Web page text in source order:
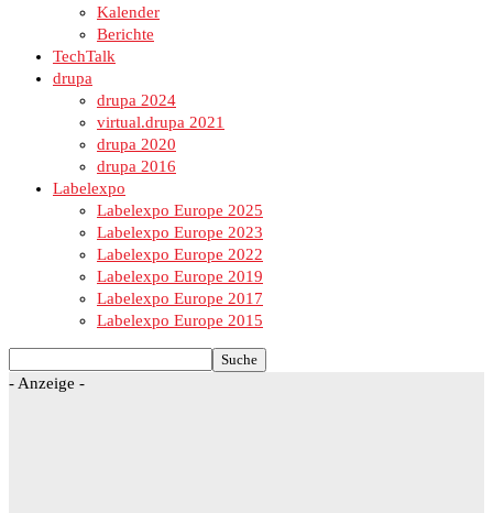
Kalender
Berichte
TechTalk
drupa
drupa 2024
virtual.drupa 2021
drupa 2020
drupa 2016
Labelexpo
Labelexpo Europe 2025
Labelexpo Europe 2023
Labelexpo Europe 2022
Labelexpo Europe 2019
Labelexpo Europe 2017
Labelexpo Europe 2015
- Anzeige -